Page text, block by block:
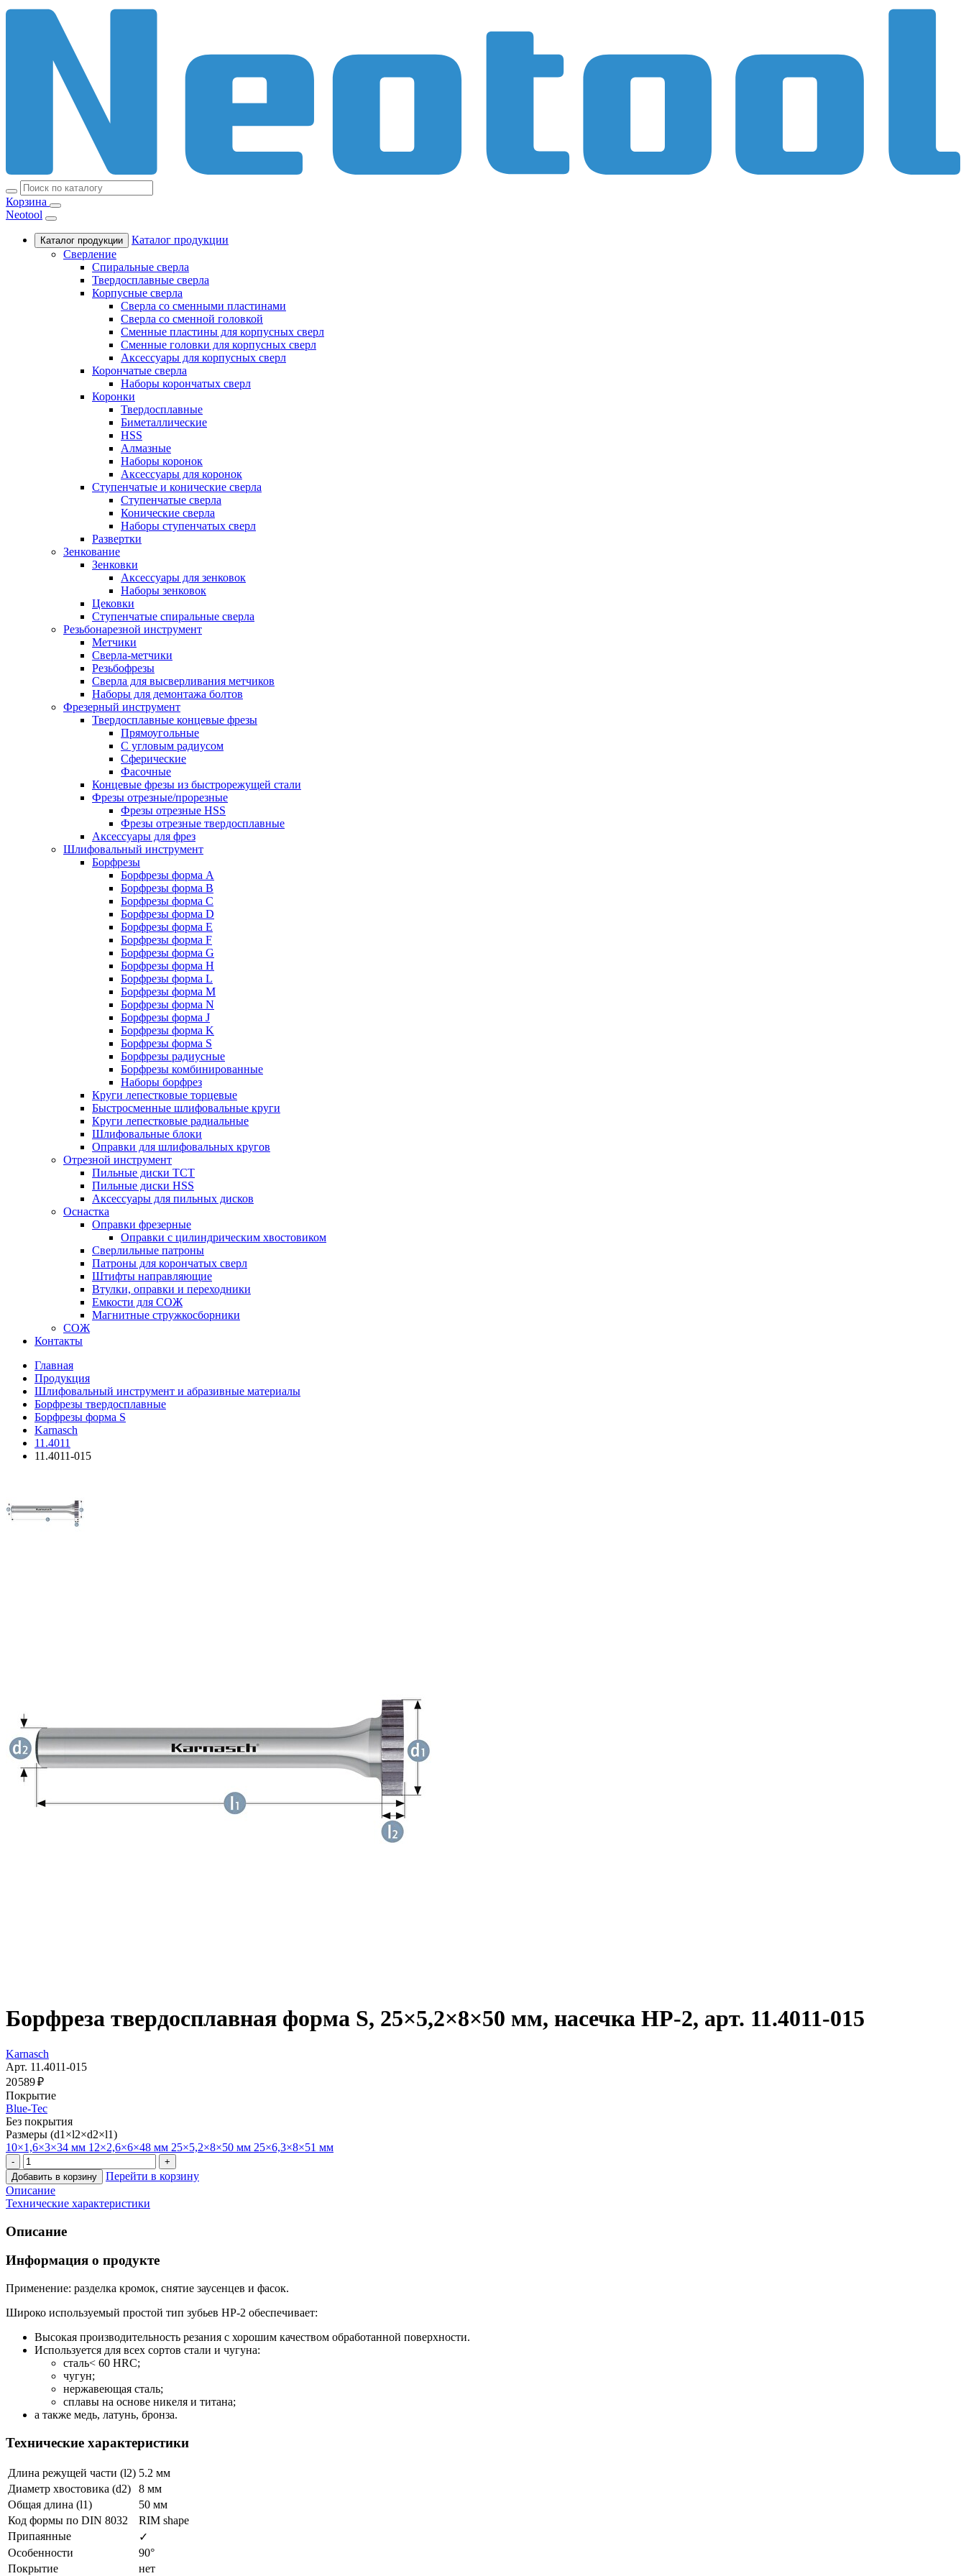
Корзина
Neotool
Каталог продукции
Каталог продукции
Сверление
Спиральные сверла
Твердосплавные сверла
Корпусные сверла
Сверла со сменными пластинами
Сверла со сменной головкой
Сменные пластины для корпусных сверл
Сменные головки для корпусных сверл
Аксессуары для корпусных сверл
Корончатые сверла
Наборы корончатых сверл
Коронки
Твердосплавные
Биметаллические
HSS
Алмазные
Наборы коронок
Аксессуары для коронок
Ступенчатые и конические сверла
Ступенчатые сверла
Конические сверла
Наборы ступенчатых сверл
Развертки
Зенкование
Зенковки
Аксессуары для зенковок
Наборы зенковок
Цековки
Ступенчатые спиральные сверла
Резьбонарезной инструмент
Метчики
Сверла-метчики
Резьбофрезы
Сверла для высверливания метчиков
Наборы для демонтажа болтов
Фрезерный инструмент
Твердосплавные концевые фрезы
Прямоугольные
С угловым радиусом
Сферические
Фасочные
Концевые фрезы из быстрорежущей стали
Фрезы отрезные/прорезные
Фрезы отрезные HSS
Фрезы отрезные твердосплавные
Аксессуары для фрез
Шлифовальный инструмент
Борфрезы
Борфрезы форма A
Борфрезы форма B
Борфрезы форма C
Борфрезы форма D
Борфрезы форма E
Борфрезы форма F
Борфрезы форма G
Борфрезы форма H
Борфрезы форма L
Борфрезы форма M
Борфрезы форма N
Борфрезы форма J
Борфрезы форма K
Борфрезы форма S
Борфрезы радиусные
Борфрезы комбинированные
Наборы борфрез
Круги лепестковые торцевые
Быстросменные шлифовальные круги
Круги лепестковые радиальные
Шлифовальные блоки
Оправки для шлифовальных кругов
Отрезной инструмент
Пильные диски ТСТ
Пильные диски HSS
Аксессуары для пильных дисков
Оснастка
Оправки фрезерные
Оправки с цилиндрическим хвостовиком
Сверлильные патроны
Патроны для корончатых сверл
Штифты направляющие
Втулки, оправки и переходники
Емкости для СОЖ
Магнитные стружкосборники
СОЖ
Контакты
Главная
Продукция
Шлифовальный инструмент и абразивные материалы
Борфрезы твердосплавные
Борфрезы форма S
Karnasch
11.4011
11.4011-015
Борфреза твердосплавная форма S, 25×5,2×8×50 мм, насечка HP-2, арт. 11.4011-015
Karnasch
Арт. 11.4011-015
20 589 ₽
Покрытие
Blue-Tec
Без покрытия
Размеры (d1×l2×d2×l1)
10×1,6×3×34 мм 12×2,6×6×48 мм 25×5,2×8×50 мм 25×6,3×8×51 мм
Добавить в корзину
Перейти в корзину
Описание
Технические характеристики
Описание
Информация о продукте
Применение: разделка кромок, снятие заусенцев и фасок.
Широко используемый простой тип зубьев HP-2 обеспечивает:
Высокая производительность резания с хорошим качеством обработанной поверхности.
Используется для всех сортов стали и чугуна:
сталь< 60 HRC;
чугун;
нержавеющая сталь;
сплавы на основе никеля и титана;
а также медь, латунь, бронза.
Технические характеристики
Длина режущей части (l2) 5.2 мм
Диаметр хвостовика (d2)
8 мм
Общая длина (l1)
50 мм
Код формы по DIN 8032
RIM shape
Припаянные
✓
Особенности
90°
Покрытие
нет